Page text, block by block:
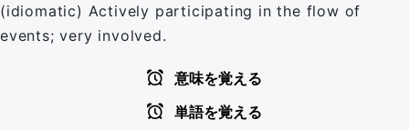
(idiomatic) Actively participating in the flow of
events; very involved.
意味を覚える
単語を覚える